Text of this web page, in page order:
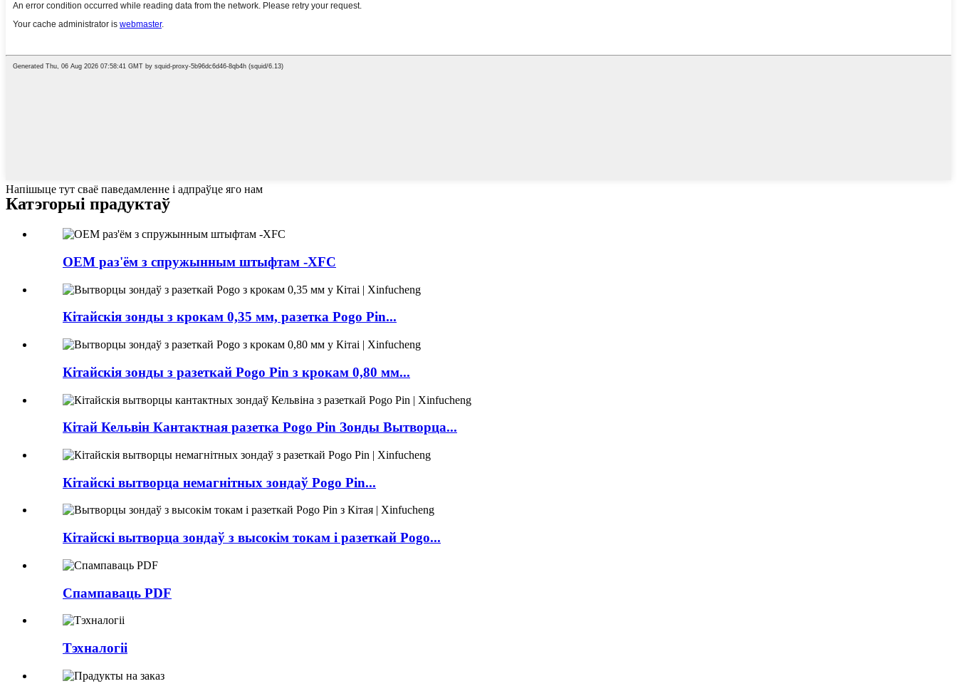
Напішыце тут сваё паведамленне і адпраўце яго нам
Катэгорыі прадуктаў
OEM раз'ём з спружынным штыфтам -XFC
Кітайскія зонды з крокам 0,35 мм, разетка Pogo Pin...
Кітайскія зонды з разеткай Pogo Pin з крокам 0,80 мм...
Кітай Кельвін Кантактная разетка Pogo Pin Зонды Вытворца...
Кітайскі вытворца немагнітных зондаў Pogo Pin...
Кітайскі вытворца зондаў з высокім токам і разеткай Pogo...
Спампаваць PDF
Тэхналогіі